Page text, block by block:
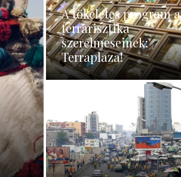
A tökéletes program a
terrarisztika
szerelmeseinek:
Terraplaza!